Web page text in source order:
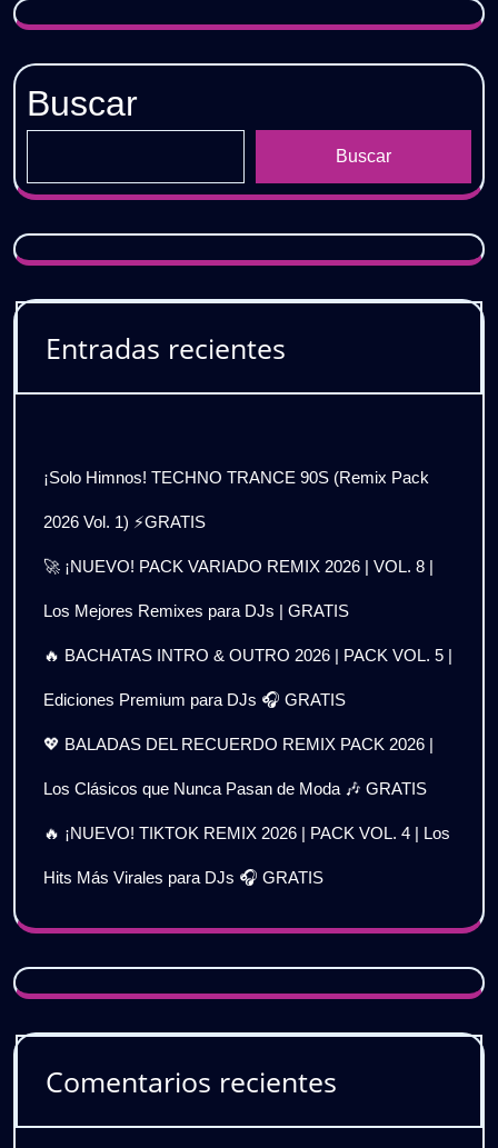
Buscar
Buscar
Entradas recientes
¡Solo Himnos! TECHNO TRANCE 90S (Remix Pack
2026 Vol. 1) ⚡GRATIS
🚀 ¡NUEVO! PACK VARIADO REMIX 2026 | VOL. 8 |
Los Mejores Remixes para DJs | GRATIS
🔥 BACHATAS INTRO & OUTRO 2026 | PACK VOL. 5 |
Ediciones Premium para DJs 🎧 GRATIS
💖 BALADAS DEL RECUERDO REMIX PACK 2026 |
Los Clásicos que Nunca Pasan de Moda 🎶 GRATIS
🔥 ¡NUEVO! TIKTOK REMIX 2026 | PACK VOL. 4 | Los
Hits Más Virales para DJs 🎧 GRATIS
Comentarios recientes